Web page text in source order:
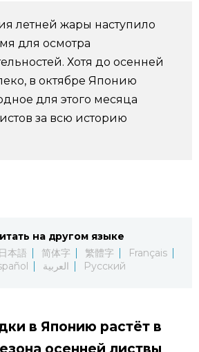
летней жары наступило
для осмотра
Хотя до осенней
в октябре Японию
для этого месяца
за всю историю
на другом языке
日本語 简体字 繁體字
Français
العربية Русский
в Японию растёт в
осенней листвы